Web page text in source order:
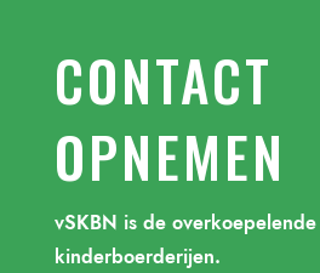
CONTACT
OPNEMEN
vSKBN is de
kinderboerderijen.